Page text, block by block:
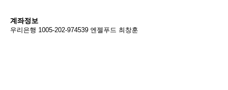
계좌정보
우리은행 1005-202-974539 엔젤푸드 최창훈